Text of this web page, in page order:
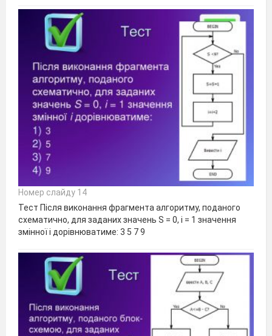
Номер слайду 14
Тест Після виконання фрагмента алгоритму, поданого
схематично, для заданих значень S = 0, i = 1 значення
змінної i дорівнюватиме: 3 5 7 9